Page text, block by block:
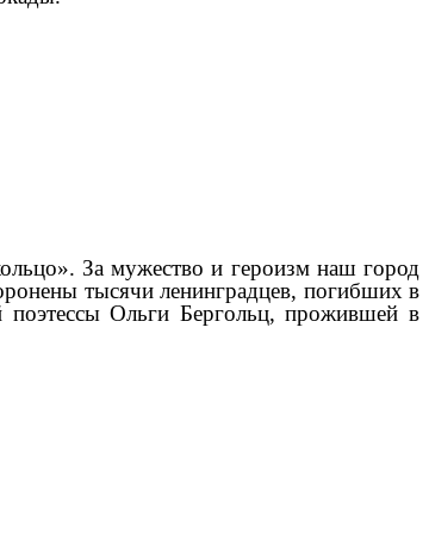
За мужество и героизм наш город
тысячи ленинградцев, погибших в
поэтессы Ольги Бергольц, прожившей в